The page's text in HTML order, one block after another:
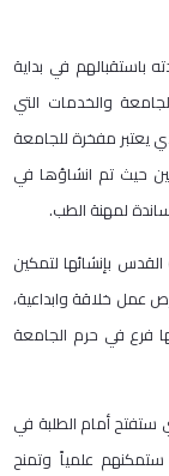
باستقبالهم في بداية
والخدمات التي
يعتبر مفخرة للجامعة
حيث تم انشاؤها في
بإنشائها لتمكين
عمل خلاقة وابداعية،
فرع في حرم الجامعة
ستفتح أمام الطلبة في
ستمكنهم علمياً وتمنح